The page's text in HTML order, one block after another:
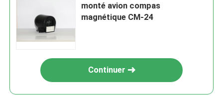
monté avion compas
magnétique CM-24
Continuer